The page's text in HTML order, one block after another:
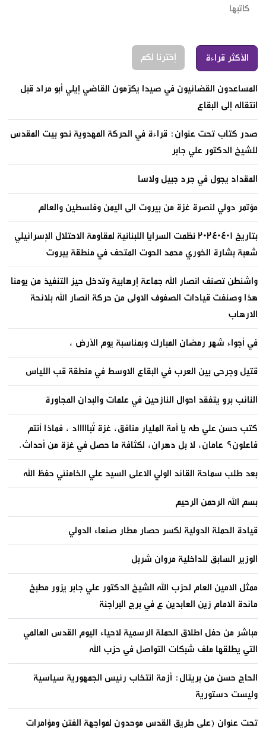
كاتبها
الأكثر قراءة إخترنا لكم
المساعدون القضائيون في صيدا يكرّمون القاضي إيلي أبو مراد قبل
انتقاله إلى البقاع
صدر كتاب تحت عنوان: قراءة في الحركة المهدوية نحو بيت المقدس
للشيخ الدكتور علي جابر
المقداد يجول في جرد جبيل ولاسا
مؤتمر دولي لنصرة غزة من بيروت الى اليمن وفلسطين والعالم
بتاريخ ٢٠٢٤٠٤٠١ نظمت السرايا اللبنانية لمقاومة الاحتلال الإسرائيلي
شعبة بشارة الخوري محمد الحوت المتحف في منطقة بيروت
واشنطن تصنف انصار الله جماعة إرهابية وتدخل حيز التنفيذ من يومنا
هذا وصنفت قيادات الصفوف الاولى من حركة انصار الله بلائحة
الارهاب
في أجواء شهر رمضان المبارك وبمناسبة يوم الأرض ،
قتيل وجرحى بين العرب في البقاع الاوسط في منطقة قب اللياس
النائب برو يتفقد احوال النازحين في علمات والبدان المجاورة
كتب حسن علي طه يا أمة المليار منافق، غزة تُباااااد ، فماذا أنتم
فاعلون؟ عامان، لا بل دهران، لكثافة ما حصل في غزة من أحداث.
بعد طلب سماحة القائد الولي الاعلى السيد علي الخامنئي حفظ الله
بسم الله الرحمن الرحيم
قيادة الحملة الدولية لكسر حصار مطار صنعاء الدولي
الوزير السابق للداخلية مروان شربل
ممثل الامين العام لحزب الله الشيخ الدكتور علي جابر يزور مطبخ
مائدة الامام زين العابدين ع في برج البراجنة
مباشر من حفل اطلاق الحملة الرسمية لاحياء اليوم القدس العالمي
التي يطلقها ملف شبكات التواصل في حزب الله
الحاج حسن من بريتال: أزمة انتخاب رئيس الجمهورية سياسية
وليست دستورية
تحت عنوان (على طريق القدس موحدون لمواجهة الفتن ومؤامرات